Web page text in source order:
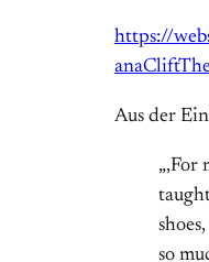
https://
Aus der
so